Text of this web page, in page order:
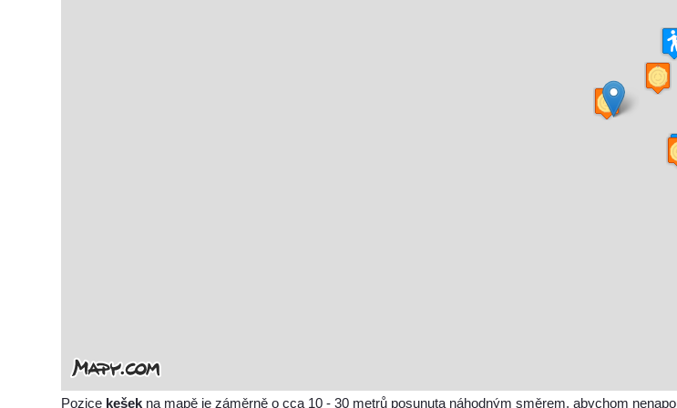
Pozice kešek na mapě je záměrně o cca 10 - 30 metrů posunuta náhodným směrem, abychom